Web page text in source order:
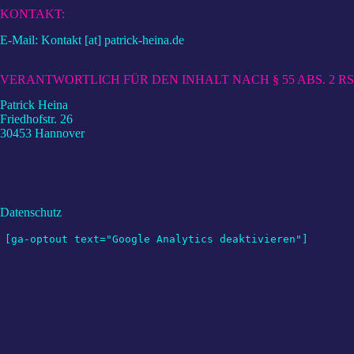
KONTAKT:
E-Mail: Kontakt [at] patrick-heina.de
VERANTWORTLICH FÜR DEN INHALT NACH § 55 ABS. 2
Patrick Heina
Friedhofstr. 26
30453 Hannover
Datenschutz
[ga-optout text="Google Analytics deaktivieren"]